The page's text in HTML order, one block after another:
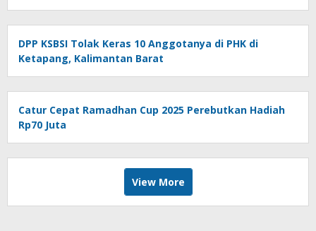
DPP KSBSI Tolak Keras 10 Anggotanya di PHK di
Ketapang, Kalimantan Barat
Catur Cepat Ramadhan Cup 2025 Perebutkan Hadiah
Rp70 Juta
View More